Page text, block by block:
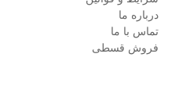
درباره ما
تماس با ما
فروش قسطی